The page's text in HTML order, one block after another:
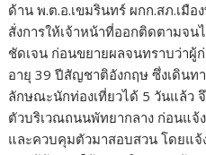
ด้าน พ.ต.อ.เขมรินทร์ ผกก.สภ.เมือ
สั่งการให้เจ้าหน้าที่ออกติดตามจน
ชัดเจน ก่อนขยายผลจนทราบว่าผู้
อายุ 39 ปีสัญชาติอังกฤษ ซึ่งเดินท
ลักษณะนักท่องเที่ยวได้ 5 วันแล้ว
ตัวบริเวณถนนพัทยากลาง ก่อนแ
และควบคุมตัวมาสอบสวน โดยแจ้